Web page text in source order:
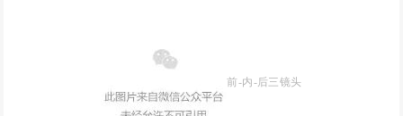
前-内-后三镜头